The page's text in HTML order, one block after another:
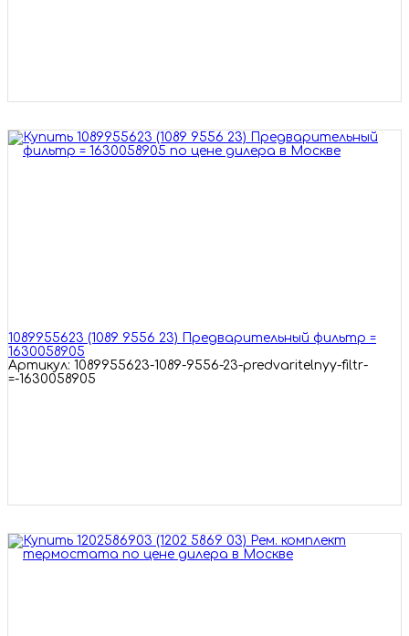
1089955623 (1089 9556 23) Предварительный фильтр =
1630058905
Артикул: 1089955623-1089-9556-23-predvaritelnyy-filtr-
=-1630058905